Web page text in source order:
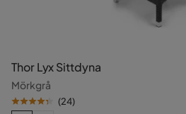
Thor Lyx Sittdyna
Mörkgrå
(24)